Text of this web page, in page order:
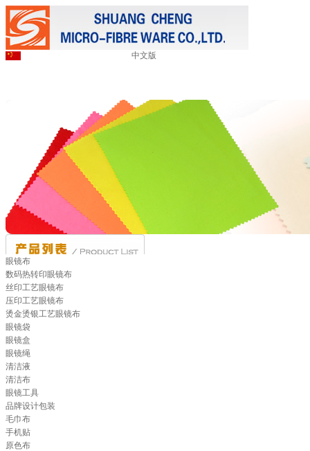
中文版
眼镜布
数码热转印眼镜布
丝印工艺眼镜布
压印工艺眼镜布
烫金烫银工艺眼镜布
眼镜袋
眼镜盒
眼镜绳
清洁液
清洁布
眼镜工具
品牌设计包装
毛巾布
手机贴
原色布